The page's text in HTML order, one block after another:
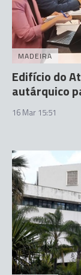
MADEIRA
Edifício do
autárquico
16 Mar 15:51